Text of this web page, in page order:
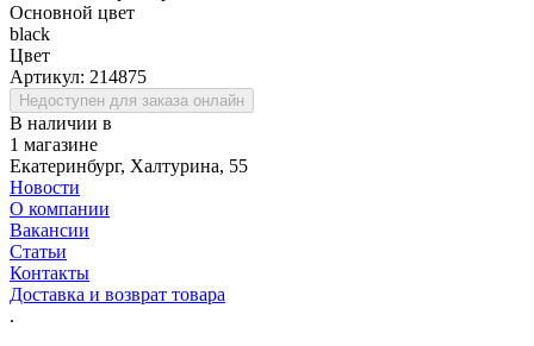
Основной цвет
black
Цвет
Артикул: 214875
Недоступен для заказа онлайн
В наличии в
1 магазине
Екатеринбург, Халтурина, 55
Новости
О компании
Вакансии
Статьи
Контакты
Доставка и возврат товара
.